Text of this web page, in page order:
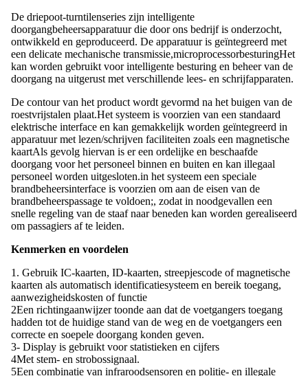
De driepoot-turntilenseries zijn intelligente
doorgangbeheersapparatuur die door ons bedrijf is onderzocht,
ontwikkeld en geproduceerd. De apparatuur is geïntegreerd met
een delicate mechanische transmissie,microprocessorbesturingHet
kan worden gebruikt voor intelligente besturing en beheer van de
doorgang na uitgerust met verschillende lees- en schrijfapparaten.
De contour van het product wordt gevormd na het buigen van de
roestvrijstalen plaat.Het systeem is voorzien van een standaard
elektrische interface en kan gemakkelijk worden geïntegreerd in
apparatuur met lezen/schrijven faciliteiten zoals een magnetische
kaartAls gevolg hiervan is er een ordelijke en beschaafde
doorgang voor het personeel binnen en buiten en kan illegaal
personeel worden uitgesloten.in het systeem een speciale
brandbeheersinterface is voorzien om aan de eisen van de
brandbeheerspassage te voldoen;, zodat in noodgevallen een
snelle regeling van de staaf naar beneden kan worden gerealiseerd
om passagiers af te leiden.
Kenmerken en voordelen
1. Gebruik IC-kaarten, ID-kaarten, streepjescode of magnetische
kaarten als automatisch identificatiesysteem en bereik toegang,
aanwezigheidskosten of functie
2Een richtingaanwijzer toonde aan dat de voetgangers toegang
hadden tot de huidige stand van de weg en de voetgangers een
correcte en soepele doorgang konden geven.
3- Display is gebruikt voor statistieken en cijfers
4Met stem- en strobossignaal.
5Een combinatie van infraroodsensoren en politie- en illegale